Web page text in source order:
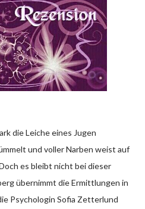
die Leiche eines Jugen
und voller Narben weist auf
es bleibt nicht bei dieser
übernimmt die Ermittlungen in
Psychologin Sofia Zetterlund